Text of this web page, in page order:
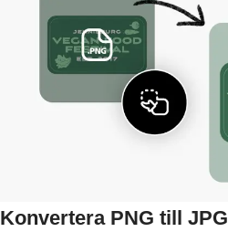
Konvertera PNG till JPG